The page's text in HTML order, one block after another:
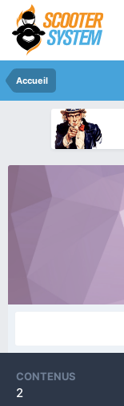
Accueil
CONTENUS
2